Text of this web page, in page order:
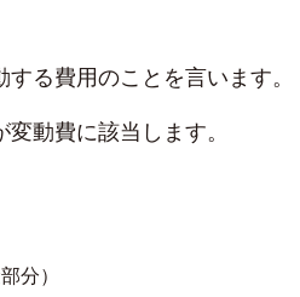
る費用のことを言います。
動費に該当します。
分）